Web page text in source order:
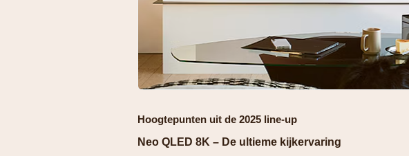
Hoogtepunten uit de 2025 line-up
Neo QLED 8K – De ultieme kijkervaring